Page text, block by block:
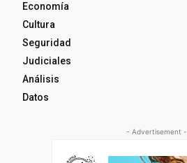
Economía
Cultura
Seguridad
Judiciales
Análisis
Datos
- Advertisement -